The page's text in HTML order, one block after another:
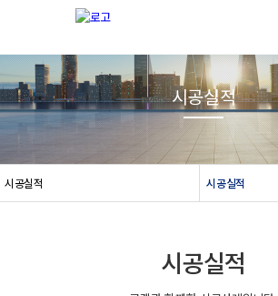
시공실적 시공실적
시공실적
시공실적